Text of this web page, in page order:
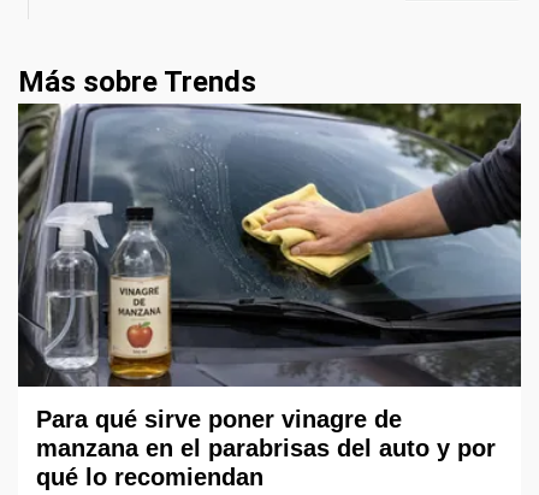
Más sobre Trends
Para qué sirve poner vinagre de
manzana en el parabrisas del auto y por
qué lo recomiendan